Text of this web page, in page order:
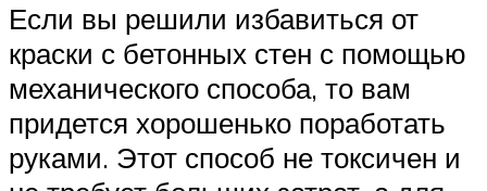
Если вы решили избавиться от
краски с бетонных стен с помощью
механического способа, то вам
придется хорошенько поработать
руками. Этот способ не токсичен и